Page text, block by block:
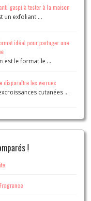
gaspi à tester à la maison
un exfoliant …
idéal pour partager une
est le format le …
disparaître les verrues
cutanées …
!